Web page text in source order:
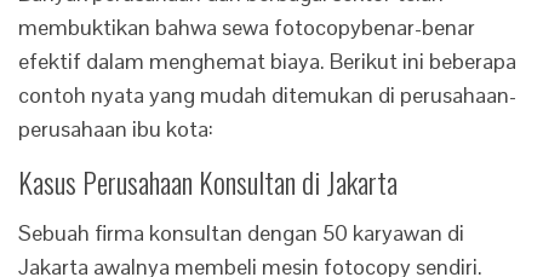
membuktikan bahwa sewa fotocopybenar-benar
efektif dalam menghemat biaya. Berikut ini beberapa
contoh nyata yang mudah ditemukan di perusahaan-
perusahaan ibu kota:
Kasus Perusahaan Konsultan di Jakarta
Sebuah firma konsultan dengan 50 karyawan di
Jakarta awalnya membeli mesin fotocopy sendiri.